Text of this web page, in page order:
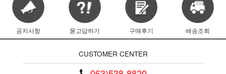
공지사항 묻고답하기 구매후기 배송조회
CUSTOMER CENTER